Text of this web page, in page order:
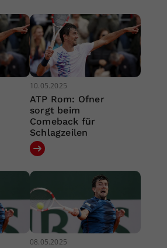
10.05.2025
ATP Rom: Ofner
sorgt beim
Comeback für
Schlagzeilen
08.05.2025